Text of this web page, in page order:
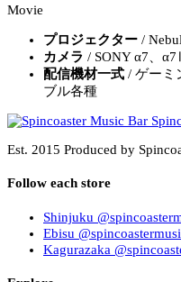
Movie
プロジェクター /
カメラ / SONY α7、
配信機材一式 / ゲーミ
ブル各種
Est. 2015 Produced by
Follow each store
Shinjuku
Ebisu
Kagurazaka